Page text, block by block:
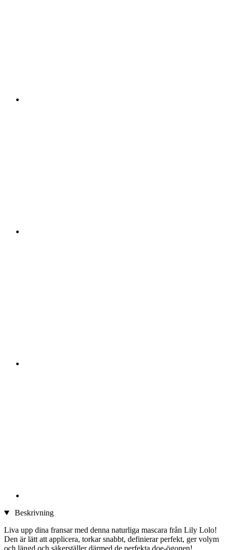
Beskrivning
Liva upp dina fransar med denna naturliga mascara från Lily Lolo!
Den är lätt att applicera, torkar snabbt, definierar perfekt, ger volym